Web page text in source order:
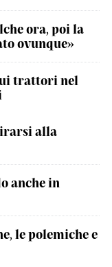
ora, poi la
ovunque»
trattori nel
alla
anche in
le polemiche e